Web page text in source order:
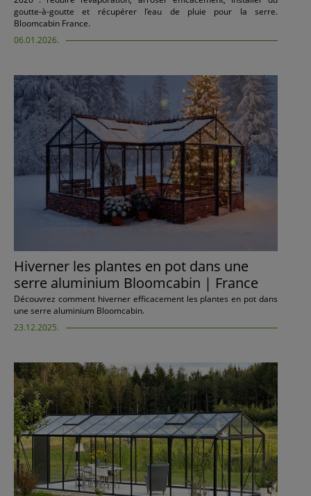
goutte-à-goutte et récupérer l’eau de pluie pour la serre.
Bloomcabin France.
06.01.2026.
Hiverner les plantes en pot dans une
serre aluminium Bloomcabin | France
Découvrez comment hiverner efficacement les plantes en pot dans
une serre aluminium Bloomcabin.
23.12.2025.